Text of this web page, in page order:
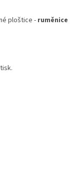
ploštice - ruměnice